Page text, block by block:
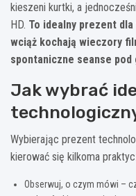
kieszeni kurtki, a
HD. To idealny prezent
wciąż kochają wieczory
spontaniczne seanse pod
Jak wybrać
Wybierając prezent
kierować się kilkoma
Obserwuj, o czym mówi –